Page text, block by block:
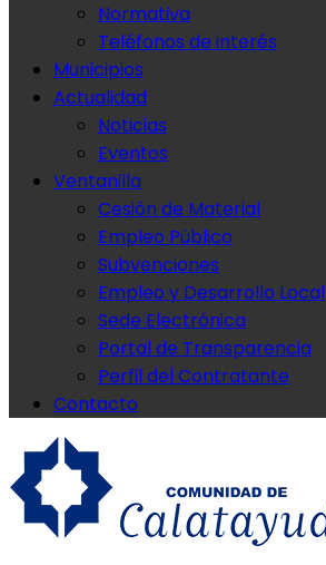
Normativa
Teléfonos de interés
Municipios
Actualidad
Noticias
Eventos
Ventanilla
Cesión de Material
Empleo Público
Subvenciones
Empleo y Desarrollo Local
Sede Electrónica
Portal de Transparencia
Perfil del Contratante
Contacto